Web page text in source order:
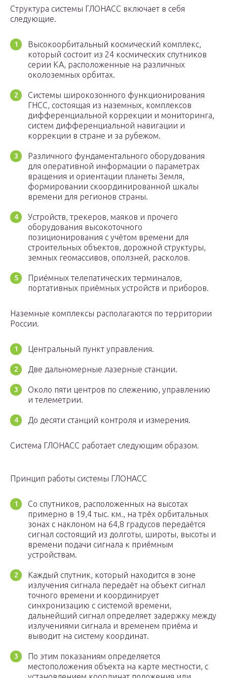
Структура системы ГЛОНАСС включает в себя
следующие.
Высокоорбитальный космический комплекс,
который состоит из 24 космических спутников
серии КА, расположенные на различных
околоземных орбитах.
Системы широкозонного функционирования
ГНСС, состоящая из наземных, комплексов
дифференциальной коррекции и мониторинга,
систем дифференциальной навигации и
коррекции в стране и за рубежом.
Различного фундаментального оборудования
для оперативной информации о параметрах
вращения и ориентации планеты Земля,
формировании скоординированной шкалы
времени для регионов страны.
Устройств, трекеров, маяков и прочего
оборудования высокоточного
позиционирования с учётом времени для
строительных объектов, дорожной структуры,
земных геомассивов, оползней, расколов.
Приёмных телепатических терминалов,
портативных приёмных устройств и приборов.
Наземные комплексы располагаются по территории
России.
Центральный пункт управления.
Две дальномерные лазерные станции.
Около пяти центров по слежению, управлению
и телеметрии.
До десяти станций контроля и измерения.
Система ГЛОНАСС работает следующим образом.
Принцип работы системы ГЛОНАСС
Со спутников, расположенных на высотах
примерно в 19,4 тыс. км., на трёх орбитальных
зонах с наклоном на 64,8 градусов передаётся
сигнал состоящий из долготы, широты, высоты и
времени подачи сигнала к приёмным
устройствам.
Каждый спутник, который находится в зоне
излучения сигнала передаёт на объект сигнал
точного времени и координирует
синхронизацию с системой времени,
дальнейший сигнал определяет задержку между
излучениями сигнала и временем приёма и
выводит на систему координат.
По этим показаниям определяется
местоположения объекта на карте местности, с